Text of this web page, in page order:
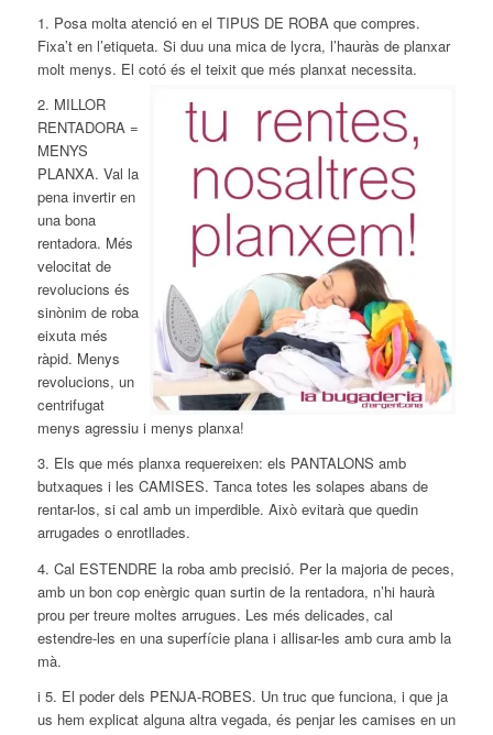
1. Posa molta atenció en el TIPUS DE ROBA que compres.
Fixa’t en l’etiqueta. Si duu una mica de lycra, l’hauràs de planxar
molt menys. El cotó és el teixit que més planxat necessita.
2. MILLOR
RENTADORA =
MENYS
PLANXA. Val la
pena invertir en
una bona
rentadora. Més
velocitat de
revolucions és
sinònim de roba
eixuta més
ràpid. Menys
revolucions, un
centrifugat
menys agressiu i menys planxa!
3. Els que més planxa requereixen: els PANTALONS amb
butxaques i les CAMISES. Tanca totes les solapes abans de
rentar-los, si cal amb un imperdible. Això evitarà que quedin
arrugades o enrotllades.
4. Cal ESTENDRE la roba amb precisió. Per la majoria de peces,
amb un bon cop enèrgic quan surtin de la rentadora, n’hi haurà
prou per treure moltes arrugues. Les més delicades, cal
estendre-les en una superfície plana i allisar-les amb cura amb la
mà.
i 5. El poder dels PENJA-ROBES. Un truc que funciona, i que ja
us hem explicat alguna altra vegada, és penjar les camises en un